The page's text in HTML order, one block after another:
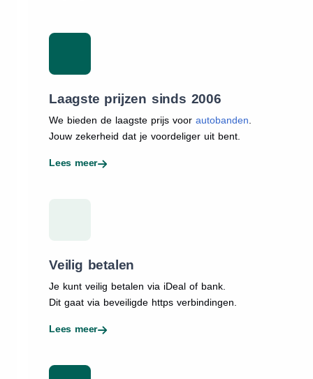
Laagste prijzen sinds 2006
We bieden de laagste prijs voor autobanden
Jouw zekerheid dat je voordeliger uit bent.
Lees meer
Veilig betalen
Je kunt veilig betalen via iDeal of bank.
Dit gaat via beveiligde https verbindingen.
Lees meer